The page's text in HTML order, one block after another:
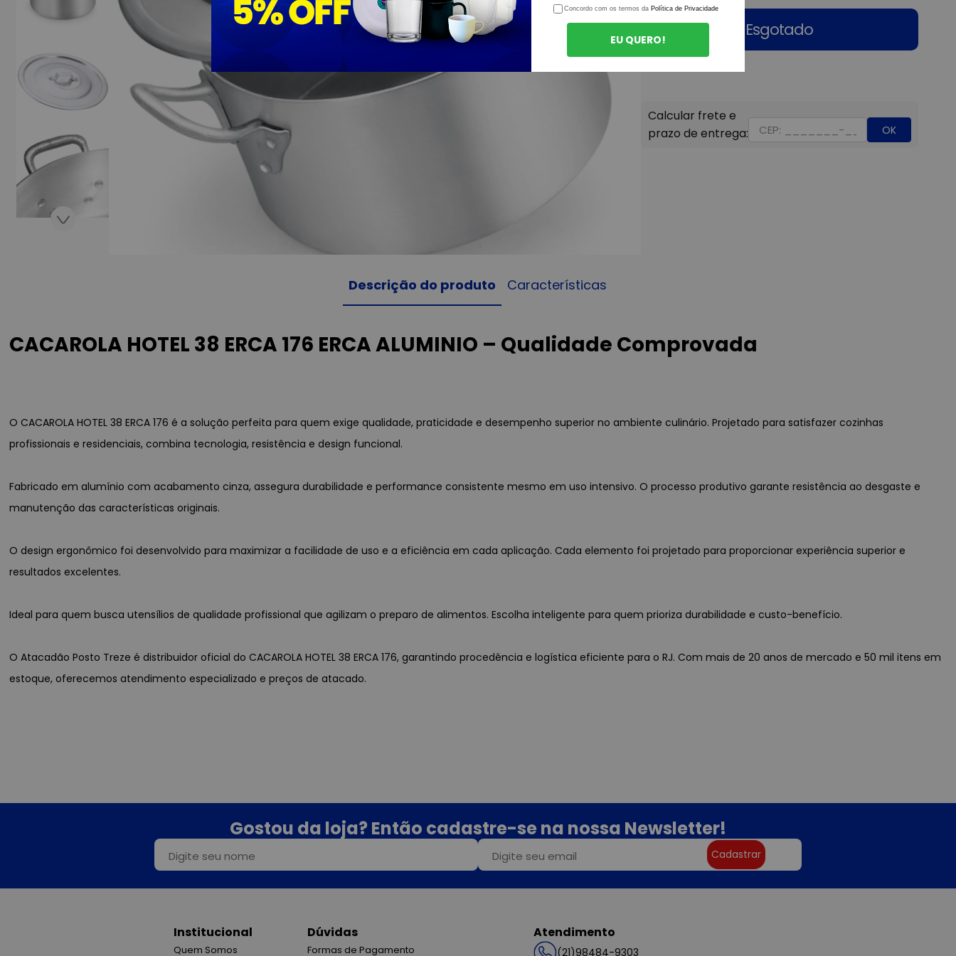
Esgotado
OK
Descrição do produto Características
CACAROLA HOTEL 38 ERCA 176 ERCA ALUMINIO – Qualidade Comprovada
O CACAROLA HOTEL 38 ERCA 176 é a solução perfeita para quem exige qualidade, praticidade e desempenho superior no ambiente culinário. Projetado para satisfazer cozinhas
profissionais e residenciais, combina tecnologia, resistência e design funcional.
Fabricado em alumínio com acabamento cinza, assegura durabilidade e performance consistente mesmo em uso intensivo. O processo produtivo garante resistência ao desgaste e
manutenção das características originais.
O design ergonômico foi desenvolvido para maximizar a facilidade de uso e a eficiência em cada aplicação. Cada elemento foi projetado para proporcionar experiência superior e
resultados excelentes.
Ideal para quem busca utensílios de qualidade profissional que agilizam o preparo de alimentos. Escolha inteligente para quem prioriza durabilidade e custo-benefício.
O Atacadão Posto Treze é distribuidor oficial do CACAROLA HOTEL 38 ERCA 176, garantindo procedência e logística eficiente para o RJ. Com mais de 20 anos de mercado e 50 mil itens em
estoque, oferecemos atendimento especializado e preços de atacado.
Gostou da loja? Então cadastre-se na nossa Newsletter!
Cadastrar
Institucional
Quem Somos
Dúvidas
Formas de Pagamento
Atendimento
(21)98484-9303
Concordo com os termos da Política de Privacidade
EU QUERO!